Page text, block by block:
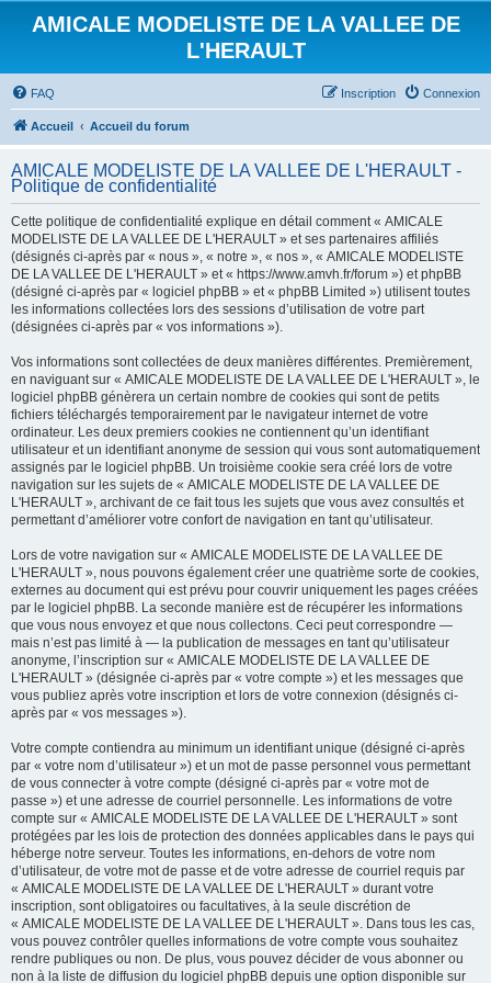
AMICALE MODELISTE DE LA VALLEE DE
L'HERAULT
FAQ Connexion
Inscription
Accueil Accueil du forum
AMICALE MODELISTE DE LA VALLEE DE L'HERAULT -
Politique de confidentialité
Cette politique de confidentialité explique en détail comment « AMICALE
MODELISTE DE LA VALLEE DE L'HERAULT » et ses partenaires affiliés
(désignés ci-après par « nous », « notre », « nos », « AMICALE MODELISTE
DE LA VALLEE DE L'HERAULT » et « https://www.amvh.fr/forum ») et phpBB
(désigné ci-après par « logiciel phpBB » et « phpBB Limited ») utilisent toutes
les informations collectées lors des sessions d’utilisation de votre part
(désignées ci-après par « vos informations »).
Vos informations sont collectées de deux manières différentes. Premièrement,
en naviguant sur « AMICALE MODELISTE DE LA VALLEE DE L'HERAULT », le
logiciel phpBB génèrera un certain nombre de cookies qui sont de petits
fichiers téléchargés temporairement par le navigateur internet de votre
ordinateur. Les deux premiers cookies ne contiennent qu’un identifiant
utilisateur et un identifiant anonyme de session qui vous sont automatiquement
assignés par le logiciel phpBB. Un troisième cookie sera créé lors de votre
navigation sur les sujets de « AMICALE MODELISTE DE LA VALLEE DE
L'HERAULT », archivant de ce fait tous les sujets que vous avez consultés et
permettant d’améliorer votre confort de navigation en tant qu’utilisateur.
Lors de votre navigation sur « AMICALE MODELISTE DE LA VALLEE DE
L'HERAULT », nous pouvons également créer une quatrième sorte de cookies,
externes au document qui est prévu pour couvrir uniquement les pages créées
par le logiciel phpBB. La seconde manière est de récupérer les informations
que vous nous envoyez et que nous collectons. Ceci peut correspondre —
mais n’est pas limité à — la publication de messages en tant qu’utilisateur
anonyme, l’inscription sur « AMICALE MODELISTE DE LA VALLEE DE
L'HERAULT » (désignée ci-après par « votre compte ») et les messages que
vous publiez après votre inscription et lors de votre connexion (désignés ci-
après par « vos messages »).
Votre compte contiendra au minimum un identifiant unique (désigné ci-après
par « votre nom d’utilisateur ») et un mot de passe personnel vous permettant
de vous connecter à votre compte (désigné ci-après par « votre mot de
passe ») et une adresse de courriel personnelle. Les informations de votre
compte sur « AMICALE MODELISTE DE LA VALLEE DE L'HERAULT » sont
protégées par les lois de protection des données applicables dans le pays qui
héberge notre serveur. Toutes les informations, en-dehors de votre nom
d’utilisateur, de votre mot de passe et de votre adresse de courriel requis par
« AMICALE MODELISTE DE LA VALLEE DE L'HERAULT » durant votre
inscription, sont obligatoires ou facultatives, à la seule discrétion de
« AMICALE MODELISTE DE LA VALLEE DE L'HERAULT ». Dans tous les cas,
vous pouvez contrôler quelles informations de votre compte vous souhaitez
rendre publiques ou non. De plus, vous pouvez décider de vous abonner ou
non à la liste de diffusion du logiciel phpBB depuis une option disponible sur